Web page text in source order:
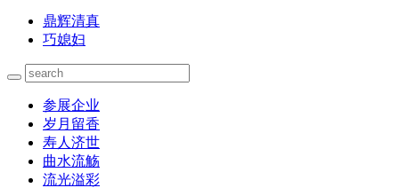
鼎辉清真
巧媳妇
参展企业
岁月留香
寿人济世
曲水流觞
流光溢彩